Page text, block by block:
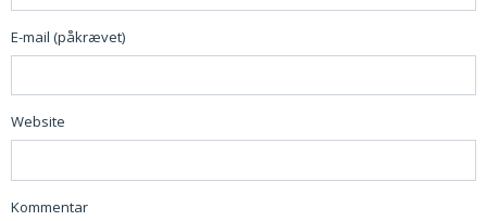
E-mail (påkrævet)
Website
Kommentar